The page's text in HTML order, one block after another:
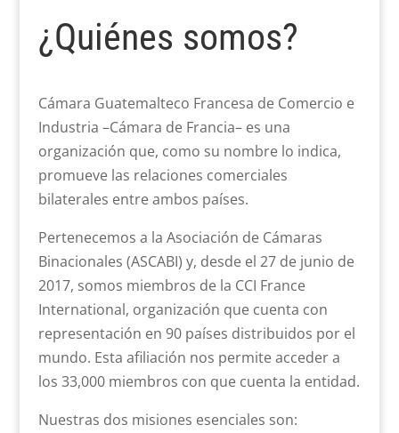
¿Quiénes somos?
Cámara Guatemalteco Francesa de Comercio e
Industria –Cámara de Francia– es una
organización que, como su nombre lo indica,
promueve las relaciones comerciales
bilaterales entre ambos países.
Pertenecemos a la Asociación de Cámaras
Binacionales (ASCABI) y, desde el 27 de junio de
2017, somos miembros de la CCI France
International, organización que cuenta con
representación en 90 países distribuidos por el
mundo. Esta afiliación nos permite acceder a
los 33,000 miembros con que cuenta la entidad.
Nuestras dos misiones esenciales son: